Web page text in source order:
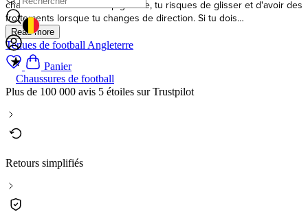
GEOLOCATION BUTTON: BELGIQUE
Panier
Chaussures de football
Tenues de football Angleterre
Plus de 100 000 avis 5 étoiles sur Trustpilot
Retours simplifiés